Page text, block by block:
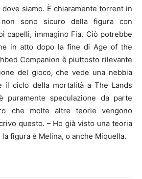
siamo. È chiaramente torrent in
sono sicuro della figura con
capelli, immagino Fia. Ciò potrebbe
in atto dopo la fine di Age of the
Companion è piuttosto rilevante
del gioco, che vede una nebbia
il ciclo della mortalità a The Lands
puramente speculazione da parte
che molte altre teorie vengono
questo. – Ho già visto una teoria
figura è Melina, o anche Miquella.